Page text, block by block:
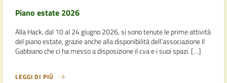
Piano estate 2026
Alla Hack, dal 10 al 24 giugno 2026, si sono tenute le prime attività
del piano estate, grazie anche alla disponibilità dell’associazione Il
Gabbiano che ci ha messo a disposizione il cva e i suoi spazi. […]
LEGGI DI PIÙ